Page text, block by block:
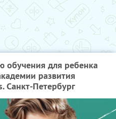
обучения для ребенка
развития
Санкт-Петербург